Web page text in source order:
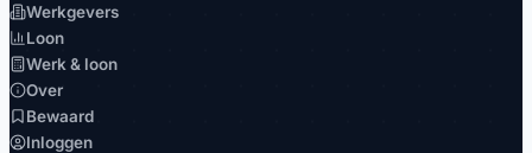
Werkgevers
Loon
Werk & loon
Over
Bewaard
Inloggen